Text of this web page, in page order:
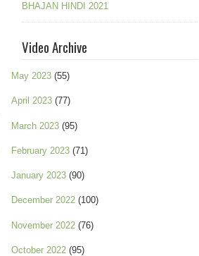
BHAJAN HINDI 2021
Video Archive
May 2023 (55)
April 2023 (77)
March 2023 (95)
February 2023 (71)
January 2023 (90)
December 2022 (100)
November 2022 (76)
October 2022 (95)